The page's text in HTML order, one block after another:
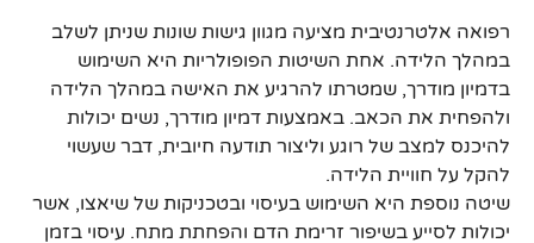
רפואה אלטרנטיבית מציעה מגוון גישות שונות שניתן לשלב
במהלך הלידה. אחת השיטות הפופולריות היא השימוש
בדמיון מודרך, שמטרתו להרגיע את האישה במהלך הלידה
ולהפחית את הכאב. באמצעות דמיון מודרך, נשים יכולות
להיכנס למצב של רוגע וליצור תודעה חיובית, דבר שעשוי
להקל על חוויית הלידה.
שיטה נוספת היא השימוש בעיסוי ובטכניקות של שיאצו, אשר
יכולות לסייע בשיפור זרימת הדם והפחתת מתח. עיסוי בזמן